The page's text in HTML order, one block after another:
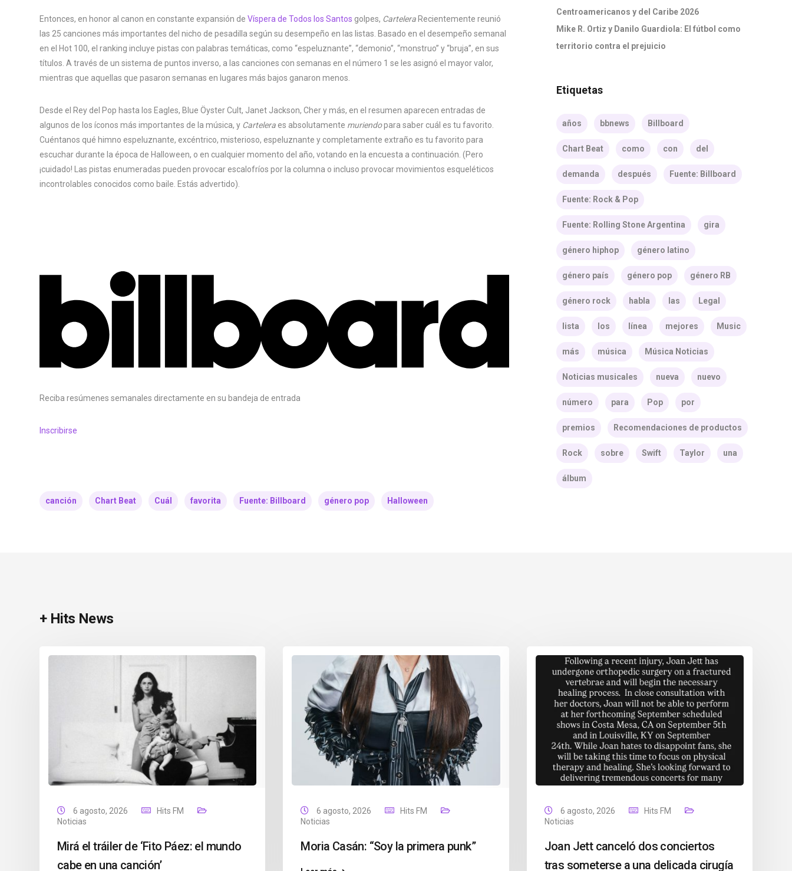
Entonces, en honor al canon en constante expansión de Víspera de Todos los Santos golpes, Cartelera Recientemente reunió
las 25 canciones más importantes del nicho de pesadilla según su desempeño en las listas. Basado en el desempeño semanal
en el Hot 100, el ranking incluye pistas con palabras temáticas, como “espeluznante”, “demonio”, “monstruo” y “bruja”, en sus
títulos. A través de un sistema de puntos inverso, a las canciones con semanas en el número 1 se les asignó el mayor valor,
mientras que aquellas que pasaron semanas en lugares más bajos ganaron menos.
Desde el Rey del Pop hasta los Eagles, Blue Öyster Cult, Janet Jackson, Cher y más, en el resumen aparecen entradas de
algunos de los íconos más importantes de la música, y Cartelera es absolutamente muriendopara saber cuál es tu favorito.
Cuéntanos qué himno espeluznante, excéntrico, misterioso, espeluznante y completamente extraño es tu favorito para
escuchar durante la época de Halloween, o en cualquier momento del año, votando en la encuesta a continuación. (Pero
¡cuidado! Las pistas enumeradas pueden provocar escalofríos por la columna o incluso provocar movimientos esqueléticos
incontrolables conocidos como baile. Estás advertido).
Reciba resúmenes semanales directamente en su bandeja de entrada
Inscribirse
canción Chart Beat Cuál favorita Fuente: Billboard género pop Halloween
Centroamericanos y del Caribe 2026
Mike R. Ortiz y Danilo Guardiola: El fútbol como
territorio contra el prejuicio
Etiquetas
años bbnews Billboard
Chart Beat como con del
demanda después Fuente: Billboard
Fuente: Rock & Pop
Fuente: Rolling Stone Argentina gira
género hiphop género latino
género país género pop género RB
género rock habla las Legal
lista los línea mejores Music
más música Música Noticias
Noticias musicales nueva nuevo
número para Pop por
premios Recomendaciones de productos
Rock sobre Swift Taylor una
álbum
+ Hits News
6 agosto, 2026
Hits FM
Noticias
Mirá el tráiler de ‘Fito Páez: el mundo
cabe en una canción’
6 agosto, 2026
Hits FM
Noticias
Moria Casán: “Soy la primera punk”
6 agosto, 2026
Hits FM
Noticias
Joan Jett canceló dos conciertos
tras someterse a una delicada cirugía